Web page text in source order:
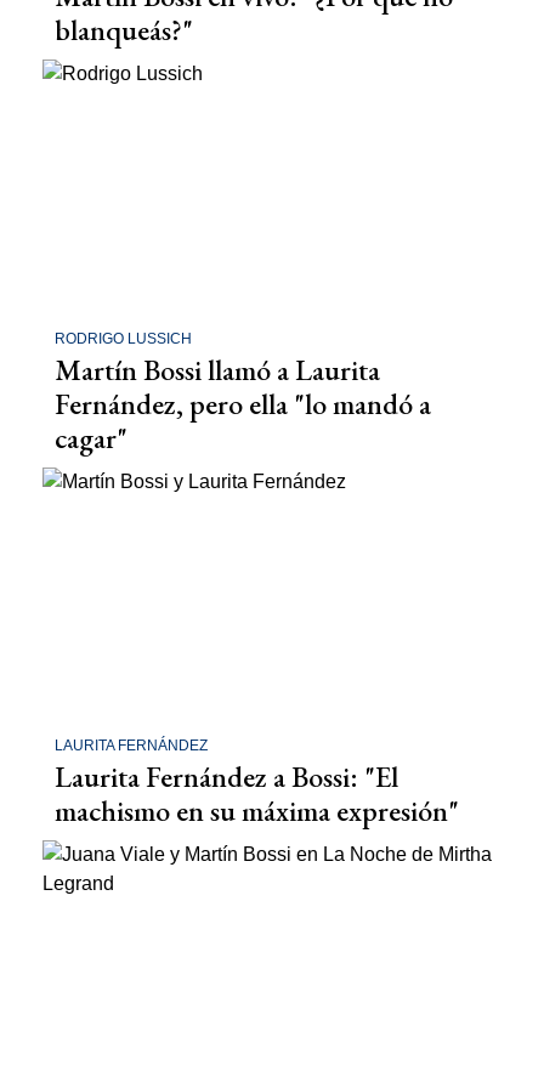
blanqueás?"
RODRIGO LUSSICH
Martín Bossi llamó a Laurita
Fernández, pero ella "lo mandó a
cagar"
LAURITA FERNÁNDEZ
Laurita Fernández a Bossi: "El
machismo en su máxima expresión"